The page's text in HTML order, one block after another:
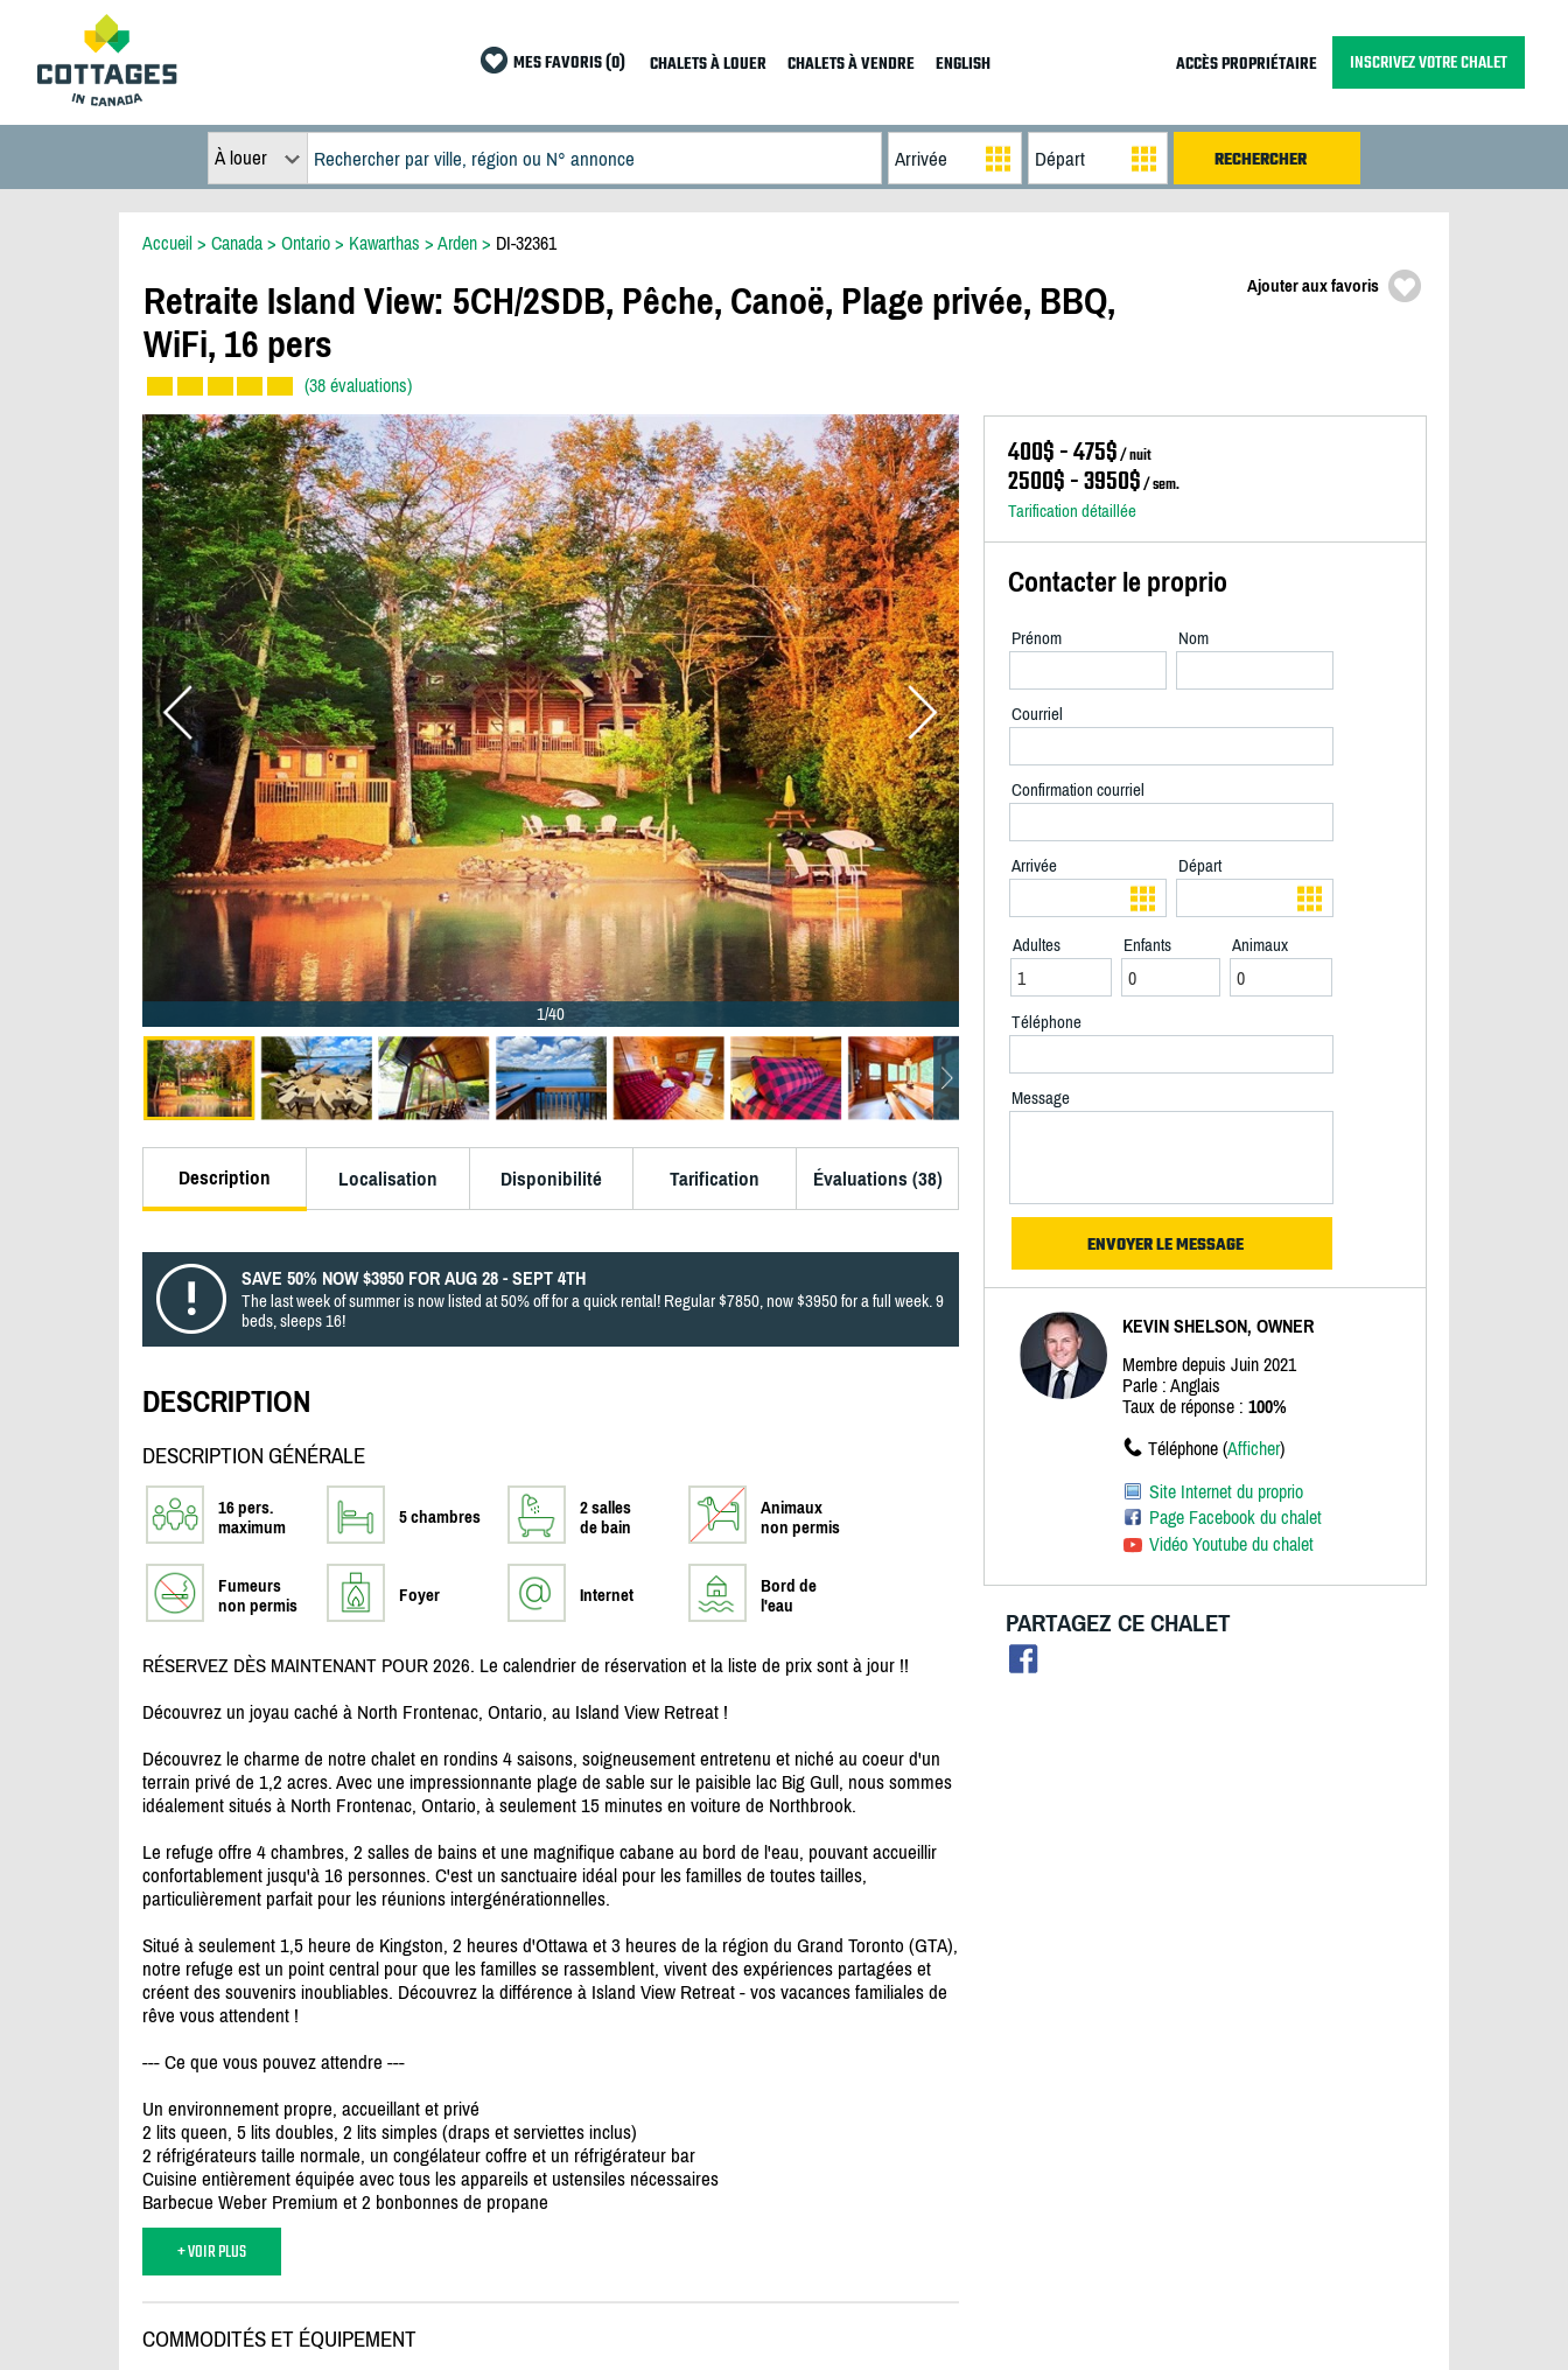
MES FAVORIS (0) CHALETS À LOUER CHALETS À VENDRE ENGLISH ACCÈS PROPRIÉTAIRE INSCRIVEZ VOTRE CHALET
À louer
Accueil > Canada > Ontario > Kawarthas > Arden > DI-32361
Retraite Island View: 5CH/2SDB, Pêche, Canoë, Plage privée, BBQ,
WiFi, 16 pers
(38 évaluations)
Ajouter aux favoris
1/40
Description Localisation Disponibilité Tarification Évaluations (38)
SAVE 50% NOW $3950 FOR AUG 28 - SEPT 4TH
The last week of summer is now listed at 50% off for a quick rental! Regular $7850, now $3950 for a full week. 9
beds, sleeps 16!
DESCRIPTION
DESCRIPTION GÉNÉRALE
16 pers.
maximum
5 chambres
2 salles
de bain
Animaux
non permis
Fumeurs
non permis
Foyer Internet
Bord de
l'eau
RÉSERVEZ DÈS MAINTENANT POUR 2026. Le calendrier de réservation et la liste de prix sont à jour !!
Découvrez un joyau caché à North Frontenac, Ontario, au Island View Retreat !
Découvrez le charme de notre chalet en rondins 4 saisons, soigneusement entretenu et niché au coeur d'un
terrain privé de 1,2 acres. Avec une impressionnante plage de sable sur le paisible lac Big Gull, nous sommes
idéalement situés à North Frontenac, Ontario, à seulement 15 minutes en voiture de Northbrook.
Le refuge offre 4 chambres, 2 salles de bains et une magnifique cabane au bord de l'eau, pouvant accueillir
confortablement jusqu'à 16 personnes. C'est un sanctuaire idéal pour les familles de toutes tailles,
particulièrement parfait pour les réunions intergénérationnelles.
Situé à seulement 1,5 heure de Kingston, 2 heures d'Ottawa et 3 heures de la région du Grand Toronto (GTA),
notre refuge est un point central pour que les familles se rassemblent, vivent des expériences partagées et
créent des souvenirs inoubliables. Découvrez la différence à Island View Retreat - vos vacances familiales de
rêve vous attendent !
--- Ce que vous pouvez attendre ---
Un environnement propre, accueillant et privé
2 lits queen, 5 lits doubles, 2 lits simples (draps et serviettes inclus)
2 réfrigérateurs taille normale, un congélateur coffre et un réfrigérateur bar
Cuisine entièrement équipée avec tous les appareils et ustensiles nécessaires
Barbecue Weber Premium et 2 bonbonnes de propane
+ VOIR PLUS
COMMODITÉS ET ÉQUIPEMENT
400$ - 475$/ nuit
2500$ - 3950$/ sem.
Tarification détaillée
Contacter le proprio
Prénom Nom
Courriel
Confirmation courriel
Arrivée Départ
Adultes Enfants Animaux
Téléphone
Message
KEVIN SHELSON, OWNER
Membre depuis Juin 2021
Parle : Anglais
Taux de réponse : 100%
Téléphone (Afficher)
Site Internet du proprio
Page Facebook du chalet
Vidéo Youtube du chalet
PARTAGEZ CE CHALET